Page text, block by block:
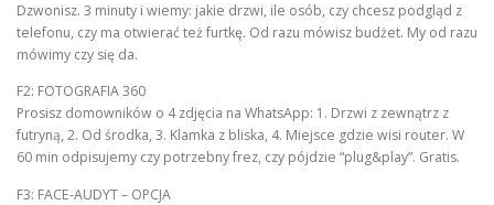
Dzwonisz. 3 minuty i wiemy: jakie drzwi, ile osób, czy chcesz podgląd z
telefonu, czy ma otwierać też furtkę. Od razu mówisz budżet. My od razu
mówimy czy się da.
F2: FOTOGRAFIA 360
Prosisz domowników o 4 zdjęcia na WhatsApp: 1. Drzwi z zewnątrz z
futryną, 2. Od środka, 3. Klamka z bliska, 4. Miejsce gdzie wisi router. W
60 min odpisujemy czy potrzebny frez, czy pójdzie “plug&play”. Gratis.
F3: FACE-AUDYT – OPCJA